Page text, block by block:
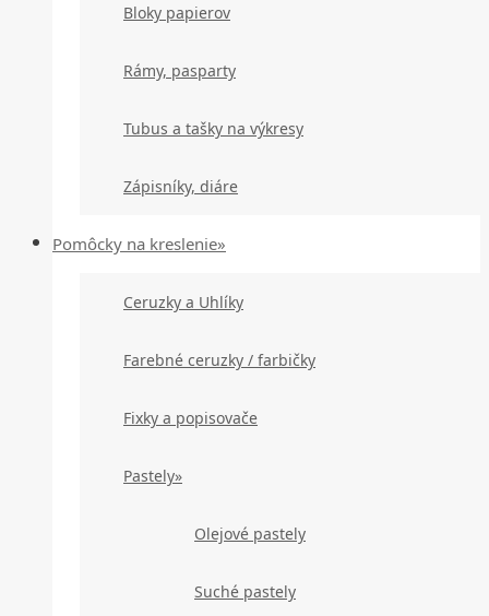
Bloky papierov
Rámy, pasparty
Tubus a tašky na výkresy
Zápisníky, diáre
Pomôcky na kreslenie»
Ceruzky a Uhlíky
Farebné ceruzky / farbičky
Fixky a popisovače
Pastely»
Olejové pastely
Suché pastely